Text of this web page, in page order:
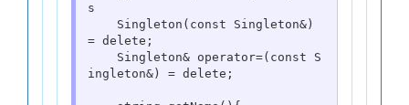
Esimerkit
s
= delete;
ingleton&) = delete;